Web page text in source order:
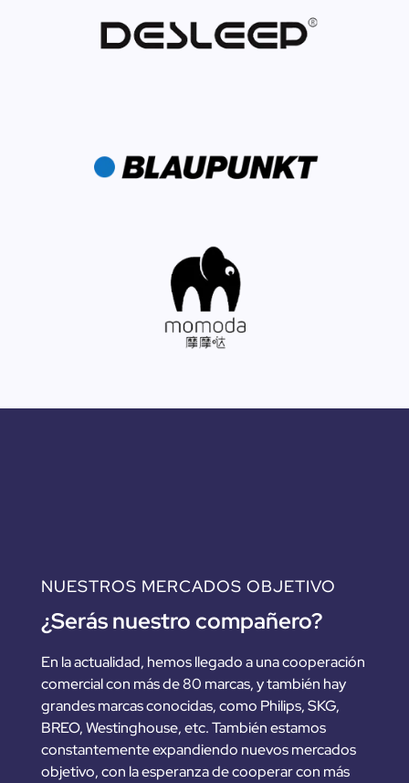
NUESTROS MERCADOS OBJETIVO
¿Serás nuestro compañero?
En la actualidad, hemos llegado a una cooperación
comercial con más de 80 marcas, y también hay
grandes marcas conocidas, como Philips, SKG,
BREO, Westinghouse, etc. También estamos
constantemente expandiendo nuevos mercados
objetivo, con la esperanza de cooperar con más